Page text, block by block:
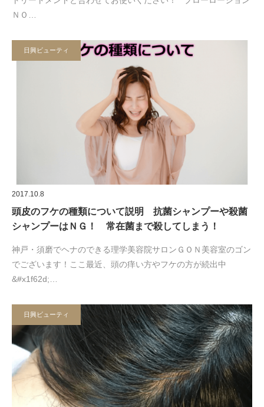
ＮＯ…
日興ビューティ
2017.10.8
頭皮のフケの種類について説明 抗菌シャンプーや殺菌
シャンプーはＮＧ！ 常在菌まで殺してしまう！
神戸・須磨でヘナのできる理学美容院サロンＧＯＮ美容室のゴン
でございます！ここ最近、頭の痒い方やフケの方が続出中
&#x1f62d;…
日興ビューティ